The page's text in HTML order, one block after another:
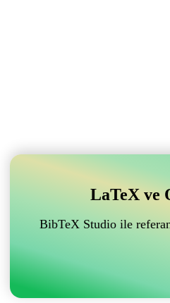
LaTeX ve
BibTeX Studio ile